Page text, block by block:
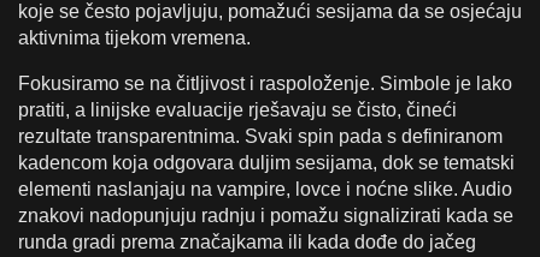
koje se često pojavljuju, pomažući sesijama da se osjećaju
aktivnima tijekom vremena.
Fokusiramo se na čitljivost i raspoloženje. Simbole je lako
pratiti, a linijske evaluacije rješavaju se čisto, čineći
rezultate transparentnima. Svaki spin pada s definiranom
kadencom koja odgovara duljim sesijama, dok se tematski
elementi naslanjaju na vampire, lovce i noćne slike. Audio
znakovi nadopunjuju radnju i pomažu signalizirati kada se
runda gradi prema značajkama ili kada dođe do jačeg